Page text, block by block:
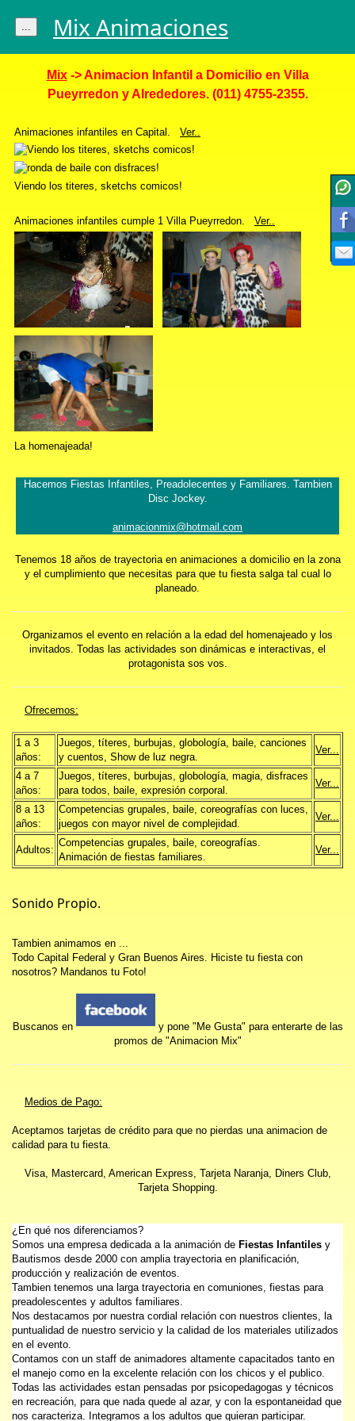
... Mix Animaciones
Mix-> Animacion Infantil a Domicilio en Villa
Pueyrredon y Alrededores. (011) 4755-2355.
Animaciones infantiles en Capital. Ver..
Viendo los titeres, sketchs comicos!
Animaciones infantiles cumple 1 Villa Pueyrredon. Ver..
La homenajeada!
Hacemos Fiestas Infantiles, Preadolecentes y Familiares. Tambien
Disc Jockey.
animacionmix@hotmail.com
Tenemos 18 años de trayectoria en animaciones a domicilio en la zona
y el cumplimiento que necesitas para que tu fiesta salga tal cual lo
planeado.
Organizamos el evento en relación a la edad del homenajeado y los
invitados. Todas las actividades son dinámicas e interactivas, el
protagonista sos vos.
Ofrecemos:
1 a 3
años:
Juegos, títeres, burbujas, globología, baile, canciones
y cuentos, Show de luz negra.
Ver...
4 a 7
años:
Juegos, títeres, burbujas, globología, magia, disfraces
para todos, baile, expresión corporal.
Ver...
8 a 13
años:
Competencias grupales, baile, coreografías con luces,
juegos con mayor nivel de complejidad.
Ver...
Adultos:
Competencias grupales, baile, coreografías.
Animación de fiestas familiares.
Ver...
Sonido Propio.
Tambien animamos en ...
Todo Capital Federal y Gran Buenos Aires. Hiciste tu fiesta con
nosotros? Mandanos tu Foto!
Buscanos en
y pone "Me Gusta" para enterarte de las
promos de "Animacion Mix"
Medios de Pago:
Aceptamos tarjetas de crédito para que no pierdas una animacion de
calidad para tu fiesta.
Visa, Mastercard, American Express, Tarjeta Naranja, Diners Club,
Tarjeta Shopping.
¿En qué nos diferenciamos?
Somos una empresa dedicada a la animación de Fiestas Infantiles y
Bautismos desde 2000 con amplia trayectoria en planificación,
producción y realización de eventos.
Tambien tenemos una larga trayectoria en comuniones, fiestas para
preadolescentes y adultos familiares.
Nos destacamos por nuestra cordial relación con nuestros clientes, la
puntualidad de nuestro servicio y la calidad de los materiales utilizados
en el evento.
Contamos con un staff de animadores altamente capacitados tanto en
el manejo como en la excelente relación con los chicos y el publico.
Todas las actividades estan pensadas por psicopedagogas y técnicos
en recreación, para que nada quede al azar, y con la espontaneidad que
nos caracteriza. Integramos a los adultos que quieran participar.